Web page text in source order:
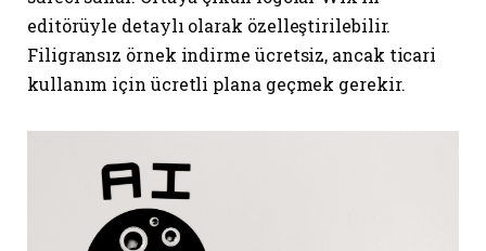
editörüyle detaylı olarak özelleştirilebilir.
Filigransız örnek indirme ücretsiz, ancak ticari
kullanım için ücretli plana geçmek gerekir.